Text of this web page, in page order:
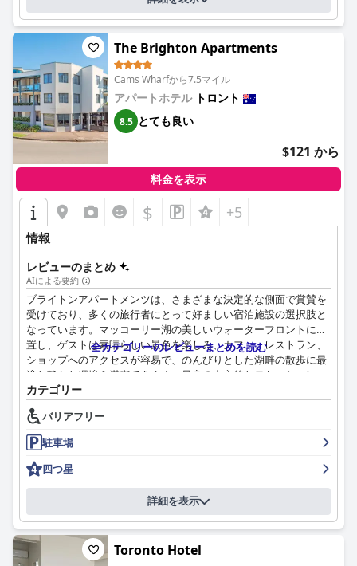
The Brighton Apartments
Cams Wharfから7.5マイル
アパートホテル トロント
8.5 とても良い
$121 から
料金を表示
$ +5
情報
レビューのまとめ
AIによる要約
ブライトンアパートメンツは、さまざまな決定的な側面で賞賛を
受けており、多くの旅行者にとって好ましい宿泊施設の選択肢と
なっています。マッコーリー湖の美しいウォーターフロントに位
置し、ゲストは素晴らしい景色を楽しみ、カフェ、レストラン、
ショップへのアクセスが容易で、のんびりとした湖畔の散歩に最
適な静かな環境を満喫できます。最高の中心的なロケーション
は、利便性と静けさを効果的に両立させており、レビューで頻繁
にハイライトされています。
一貫して清潔さが評価されており、手入れの行き届いた広々とし
たアパートメントは、ほこりのない整然とした環境で知られてい
ます。ゲストは、新鮮で快適な寝具とモダンなアメニティを満喫
し、すべてが楽しい滞在に貢献しています。少し古くなったバス
ルームなどの小さな問題も指摘されていますが、これらは全体的
な肯定的な体験を覆い隠すものではありません。
ゲストエクスペリエンスは、スタッフの卓越した親しみやすさと
親切さによってさらに高められています。レセプションチーム
全カテゴリーのレビューまとめを読む
カテゴリー
バリアフリー
駐車場
四つ星
詳細を表示
Toronto Hotel